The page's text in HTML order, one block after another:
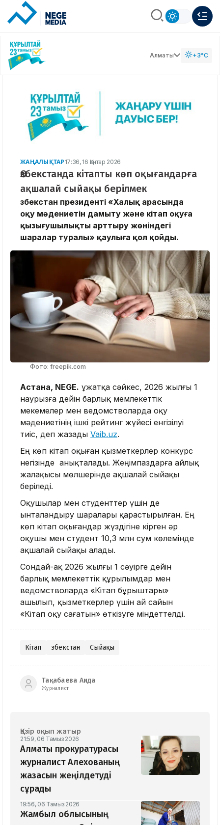
Алматы +3°C
ЖАҢАЛЫҚТАР 17:36, 16 Қаңтар 2026
Өзбекстанда кітапты көп оқығандарға
ақшалай сыйақы берілмек
Өзбекстан президенті «Халық арасында
оқу мәдениетін дамыту және кітап оқуға
қызығушылықты арттыру жөніндегі
шаралар туралы» қаулыға қол қойды.
Фото: freepik.com
Астана, NEGE. Құжатқа сәйкес, 2026 жылғы 1
наурызға дейін барлық мемлекеттік
мекемелер мен ведомстволарда оқу
мәдениетінің ішкі рейтинг жүйесі енгізілуі
тиіс, деп жазады Vaib.uz.
Ең көп кітап оқыған қызметкерлер конкурс
негізінде анықталады. Жеңімпаздарға айлық
жалақысы мөлшерінде ақшалай сыйақы
беріледі.
Оқушылар мен студенттер үшін де
ынталандыру шаралары қарастырылған. Ең
көп кітап оқығандар жүздігіне кірген әр
оқушы мен студент 10,3 млн сум көлемінде
ақшалай сыйақы алады.
Сондай-ақ 2026 жылғы 1 сәуірге дейін
барлық мемлекеттік құрылымдар мен
ведомстволарда «Кітап бұрыштары»
ашылып, қызметкерлер үшін ай сайын
«Кітап оқу сағатын» өткізуге міндеттелді.
Кітап Өзбекстан Сыйақы
Тақабаева Аида
Журналист
Қазір оқып жатыр
21:59, 06 Тамыз 2026
Алматы прокуратурасы
журналист Алехованың
жазасын жеңілдетуді
сұрады
19:56, 06 Тамыз 2026
Жамбыл облысының